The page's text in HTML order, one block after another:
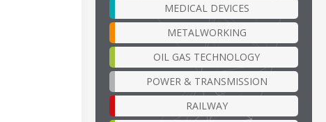
MEDICAL DEVICES
METALWORKING
OIL GAS TECHNOLOGY
POWER & TRANSMISSION
RAILWAY